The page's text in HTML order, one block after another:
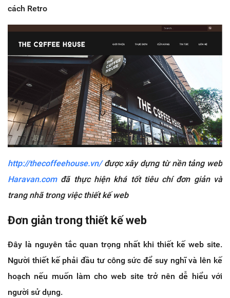
cách Retro
http://thecoffeehouse.vn/được xây dựng từ nền tảng web
Haravan.comđã thực hiện khá tốt tiêu chí đơn giản và
trang nhã trong việc thiết kế web
Đơn giản trong thiết kế web
Đây là nguyên tắc quan trọng nhất khi thiết kế web site.
Người thiết kế phải đầu tư công sức để suy nghĩ và lên kế
hoạch nếu muốn làm cho web site trở nên dễ hiểu với
người sử dụng.